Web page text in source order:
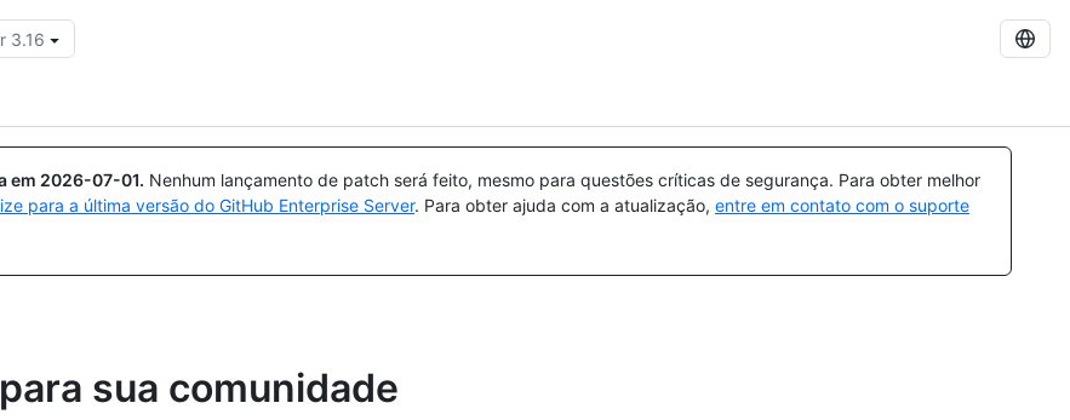
3.16
em 2026-07-01. Nenhum lançamento de patch será feito, mesmo para questões críticas de segurança. Para obter melhor
para a última versão do GitHub Enterprise Server. Para obter ajuda com a atualização, entre em contato com o suporte
sua comunidade